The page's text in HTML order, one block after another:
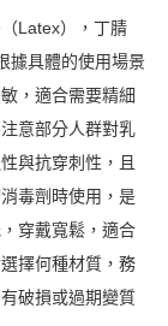
Latex），丁腈
據具體的使用場景
，適合需要精細
意部分人群對乳
與抗穿刺性，且
毒劑時使用，是
穿戴寬鬆，適合
擇何種材質，務
破損或過期變質